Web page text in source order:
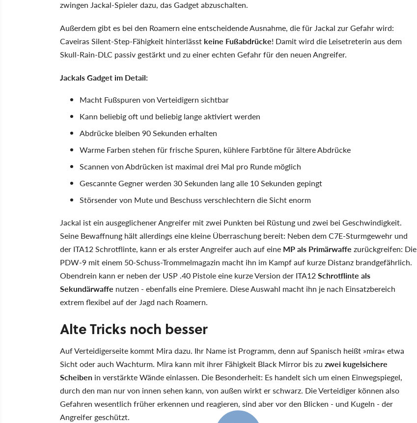
zwingen Jackal-Spieler dazu, das Gadget abzuschalten.
Außerdem gibt es bei den Roamern eine entscheidende Ausnahme, die für Jackal zur Gefahr wird:
Caveiras Silent-Step-Fähigkeit hinterlässt keine Fußabdrücke! Damit wird die Leisetreterin aus dem
Skull-Rain-DLC passiv gestärkt und zu einer echten Gefahr für den neuen Angreifer.
Jackals Gadget im Detail:
Macht Fußspuren von Verteidigern sichtbar
Kann beliebig oft und beliebig lange aktiviert werden
Abdrücke bleiben 90 Sekunden erhalten
Warme Farben stehen für frische Spuren, kühlere Farbtöne für ältere Abdrücke
Scannen von Abdrücken ist maximal drei Mal pro Runde möglich
Gescannte Gegner werden 30 Sekunden lang alle 10 Sekunden gepingt
Störsender von Mute und Beschuss verschlechtern die Sicht enorm
Jackal ist ein ausgeglichener Angreifer mit zwei Punkten bei Rüstung und zwei bei Geschwindigkeit.
Seine Bewaffnung hält allerdings eine kleine Überraschung bereit: Neben dem C7E-Sturmgewehr und
der ITA12 Schrotflinte, kann er als erster Angreifer auch auf eine MP als Primärwaffe zurückgreifen: Die
PDW-9 mit einem 50-Schuss-Trommelmagazin macht ihn im Kampf auf kurze Distanz brandgefährlich.
Obendrein kann er neben der USP .40 Pistole eine kurze Version der ITA12Schrotflinte als
Sekundärwaffe nutzen - ebenfalls eine Premiere. Diese Auswahl macht ihn je nach Einsatzbereich
extrem flexibel auf der Jagd nach Roamern.
Alte Tricks noch besser
Auf Verteidigerseite kommt Mira dazu. Ihr Name ist Programm, denn auf Spanisch heißt »mira« etwa
Sicht oder auch Wachturm. Mira kann mit ihrer Fähigkeit Black Mirror bis zu zwei kugelsichere
Scheiben in verstärkte Wände einlassen. Die Besonderheit: Es handelt sich um einen Einwegspiegel,
durch den man nur von innen sehen kann, von außen wirkt er schwarz. Die Verteidiger können also
Gefahren wesentlich früher erkennen und reagieren, sind aber vor den Blicken - und Kugeln - der
Angreifer geschützt.